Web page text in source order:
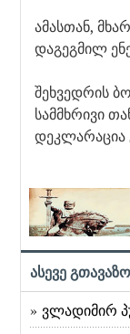
ამასთან,
დაგეგმილ
შეხვედრის
სამმხრივი
დეკლარაცია
ასევე
» ვლადიმირ